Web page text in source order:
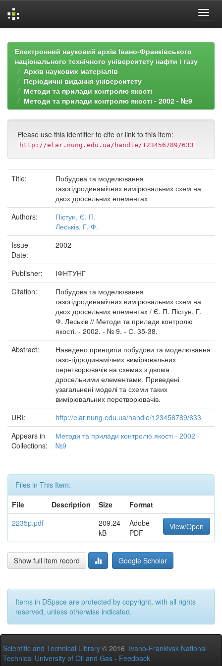
navigationЕлектронний науковий архів Івано-Франківського
національного технічного університету нафти і газу
Архів наукових матеріалів
Періодичні видання університету
Методи та прилади контролю якості
Методи та прилади контролю якості - 2002 - №9
Please use this identifier to cite or link to this item:
http://elar.nung.edu.ua/handle/123456789/633
Title:
Побудова та моделювання
газогідродинамічних вимірювальних схем на
двох дросельних елементах
Authors:
Пістун, Є. П.
Леськів, Г. Ф.
Issue
Date:
2002
Publisher:
ІФНТУНГ
Citation:
Побудова та моделювання
газогідродинамічних вимірювальних схем на
двох дросельних елементах / Є. П. Пістун, Г.
Ф. Леськів // Методи та прилади контролю
якості. - 2002. - № 9. - С. 35-38.
Abstract:
Наведено принципи побудови та моделювання
газо-гідродинамічних вимірювальних
перетворювачів на схемах з двома
дросельними елементами. Приведені
узагальнені моделі та схеми таких
вимірювальних перетворювачів.
URI:
http://elar.nung.edu.ua/handle/123456789/633
Appears in
Collections:
Методи та прилади контролю якості - 2002 -
№9
Files in This Item:
File
Description Size
Format
2235p.pdf
209.24
kB
Adobe
PDF
View/Open
Show full item record Google Scholar
Items in DSpace are protected by copyright, with all rights
reserved, unless otherwise indicated.
Scientific and Technical Library © 2016 Ivano-Frankivsk National
Technical University of Oil and Gas - Feedback